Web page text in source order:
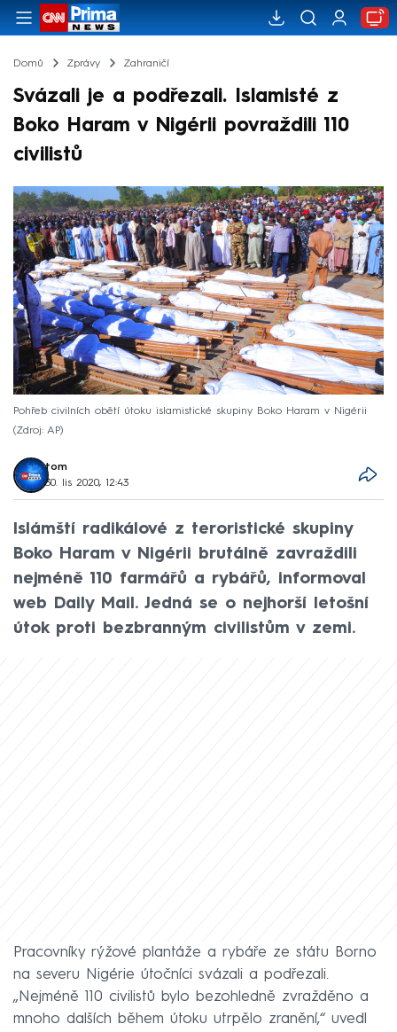
Domů Zprávy Zahraničí
Svázali je a podřezali. Islamisté z
Boko Haram v Nigérii povraždili 110
civilistů
Pohřeb civilních obětí útoku islamistické skupiny Boko Haram v Nigérii
Zdroj: AP
tom
30. lis 2020, 12:43
Islámští radikálové z teroristické skupiny
Boko Haram v Nigérii brutálně zavraždili
nejméně 110 farmářů a rybářů, informoval
web Daily Mail. Jedná se o nejhorší letošní
útok proti bezbranným civilistům v zemi.
Pracovníky rýžové plantáže a rybáře ze státu Borno
na severu Nigérie útočníci svázali a podřezali.
„Nejméně 110 civilistů bylo bezohledně zvražděno a
mnoho dalších během útoku utrpělo zranění,“ uvedl